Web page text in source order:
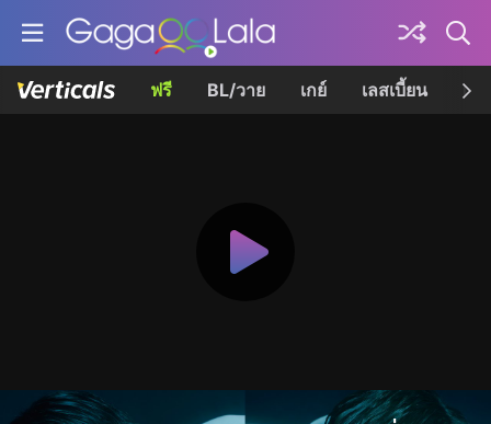
ฟรี BL/วาย เกย์ เลสเบี้ยน เค